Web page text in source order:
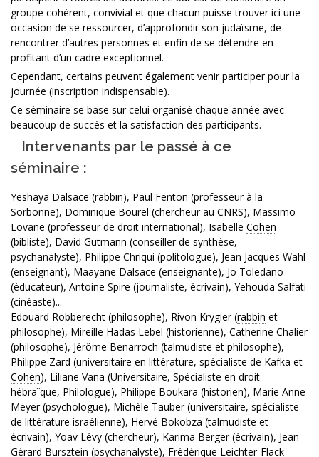
groupe cohérent, convivial et que chacun puisse trouver ici une
occasion de se ressourcer, d’approfondir son judaïsme, de
rencontrer d’autres personnes et enfin de se détendre en
profitant d’un cadre exceptionnel.
Cependant, certains peuvent également venir participer pour la
journée (inscription indispensable).
Ce séminaire se base sur celui organisé chaque année avec
beaucoup de succès et la satisfaction des participants.
Intervenants par le passé à ce
séminaire :
Yeshaya Dalsace (rabbin), Paul Fenton (professeur à la
Sorbonne), Dominique Bourel (chercheur au CNRS), Massimo
Lovane (professeur de droit international), Isabelle Cohen
(bibliste), David Gutmann (conseiller de synthèse,
psychanalyste), Philippe Chriqui (politologue), Jean Jacques Wahl
(enseignant), Maayane Dalsace (enseignante), Jo Toledano
(éducateur), Antoine Spire (journaliste, écrivain), Yehouda Salfati
(cinéaste)...
Edouard Robberecht (philosophe), Rivon Krygier (rabbin et
philosophe), Mireille Hadas Lebel (historienne), Catherine Chalier
(philosophe), Jérôme Benarroch (talmudiste et philosophe),
Philippe Zard (universitaire en littérature, spécialiste de Kafka et
Cohen), Liliane Vana (Universitaire, Spécialiste en droit
hébraïque, Philologue), Philippe Boukara (historien), Marie Anne
Meyer (psychologue), Michèle Tauber (universitaire, spécialiste
de littérature israélienne), Hervé Bokobza (talmudiste et
écrivain), Yoav Lévy (chercheur), Karima Berger (écrivain), Jean-
Gérard Bursztein (psychanalyste), Frédérique Leichter-Flack